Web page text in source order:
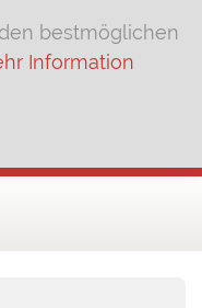
bestmöglichen
Information